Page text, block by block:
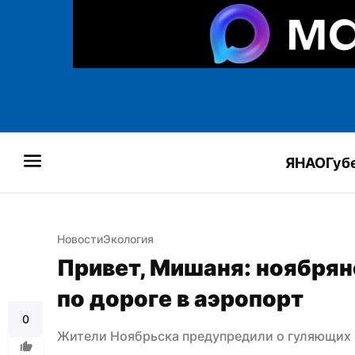
ЯНАО
0
НовостиЭкология
Привет, Мишаня:
по дороге в аэропорт
Жители Ноябрьска предупредили о гуляющих